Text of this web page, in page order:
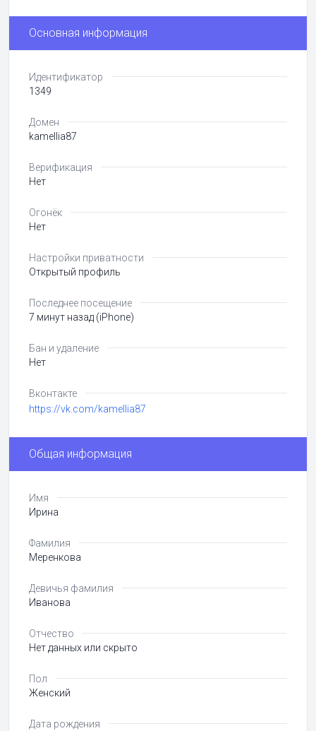
Основная информация
Идентификатор
1349
Домен
kamellia87
Верификация
Нет
Огонёк
Нет
Настройки приватности
Открытый профиль
Последнее посещение
7 минут назад (iPhone)
Бан и удаление
Нет
Вконтакте
https://vk.com/kamellia87
Общая информация
Имя
Ирина
Фамилия
Меренкова
Девичья фамилия
Иванова
Отчество
Нет данных или скрыто
Пол
Женский
Дата рождения